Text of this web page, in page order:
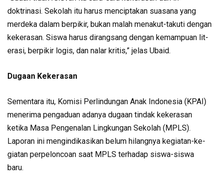
doktrinasi. Sekolah itu harus menciptakan suasana yang
merdeka dalam berpikir, bukan malah menakut-takuti dengan
kekerasan. Siswa harus dirang­sang dengan kemampuan lit­
erasi, berpikir logis, dan nalar kritis,” jelas Ubaid.
Dugaan Kekerasan
Sementara itu, Komisi Per­lindungan Anak Indonesia (KPAI)
menerima pengaduan adanya dugaan tindak keke­rasan
ketika Masa Pengenalan Lingkungan Sekolah (MPLS).
Laporan ini mengindikasikan belum hilangnya kegiatan-ke­
giatan perpeloncoan saat MPLS terhadap siswa-siswa
baru.